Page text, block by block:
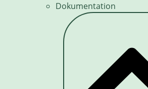
Dokumentation